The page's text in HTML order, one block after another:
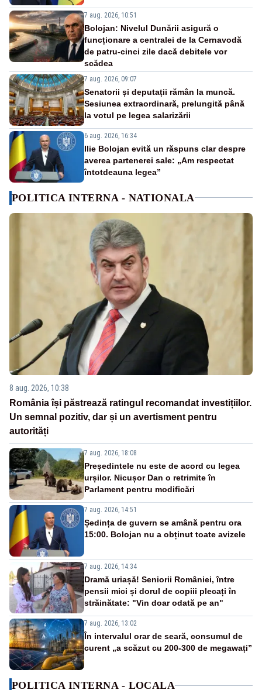
7 aug. 2026, 10:51
Bolojan: Nivelul Dunării asigură o
funcționare a centralei de la Cernavodă
de patru-cinci zile dacă debitele vor
scădea
7 aug. 2026, 09:07
Senatorii și deputații rămân la muncă.
Sesiunea extraordinară, prelungită până
la votul pe legea salarizării
6 aug. 2026, 16:34
Ilie Bolojan evită un răspuns clar despre
averea partenerei sale: „Am respectat
întotdeauna legea”
POLITICA INTERNA - NATIONALA
8 aug. 2026, 10:38
România își păstrează ratingul recomandat investițiilor.
Un semnal pozitiv, dar și un avertisment pentru
autorități
7 aug. 2026, 18:08
Președintele nu este de acord cu legea
urșilor. Nicușor Dan o retrimite în
Parlament pentru modificări
7 aug. 2026, 14:51
Ședința de guvern se amână pentru ora
15:00. Bolojan nu a obținut toate avizele
7 aug. 2026, 14:34
Dramă uriașă! Seniorii României, între
pensii mici și dorul de copiii plecați în
străinătate: "Vin doar odată pe an"
7 aug. 2026, 13:02
În intervalul orar de seară, consumul de
curent „a scăzut cu 200-300 de megawați”
POLITICA INTERNA - LOCALA